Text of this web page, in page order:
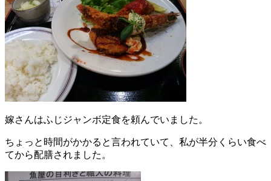
嫁さんはふじジャンボ定食を頼んでいました。
ちょっと時間がかかると言われていて、私が半分くらい食べ
てから配膳されました。